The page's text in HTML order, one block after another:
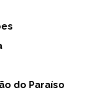
do Paraíso